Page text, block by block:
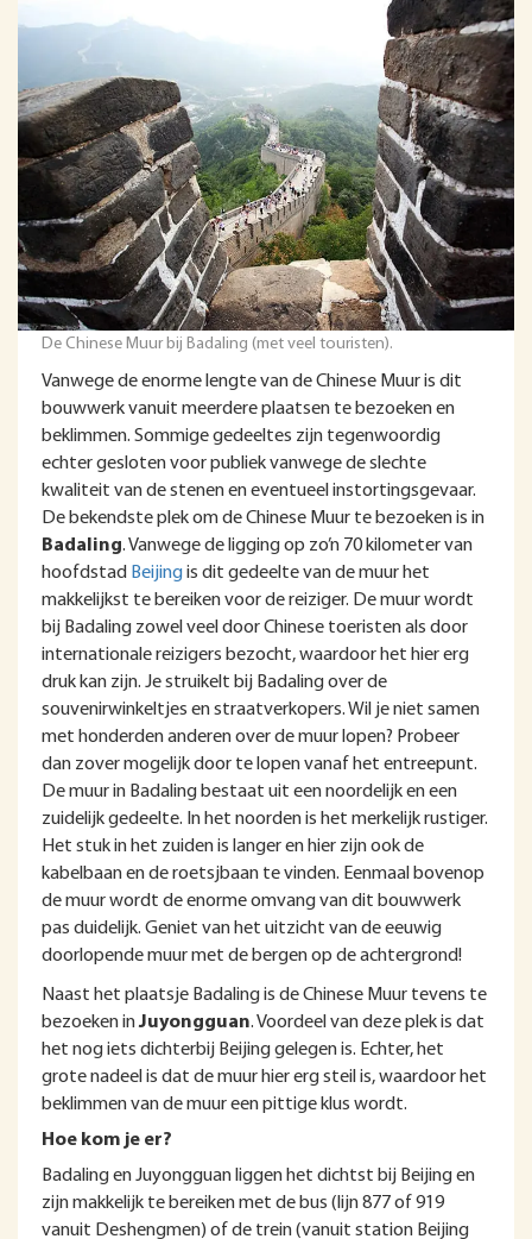
De Chinese Muur bij Badaling (met veel touristen).
Vanwege de enorme lengte van de Chinese Muur is dit
bouwwerk vanuit meerdere plaatsen te bezoeken en
beklimmen. Sommige gedeeltes zijn tegenwoordig
echter gesloten voor publiek vanwege de slechte
kwaliteit van de stenen en eventueel instortingsgevaar.
De bekendste plek om de Chinese Muur te bezoeken is in
Badaling. Vanwege de ligging op zo’n 70 kilometer van
hoofdstad Beijingis dit gedeelte van de muur het
makkelijkst te bereiken voor de reiziger. De muur wordt
bij Badaling zowel veel door Chinese toeristen als door
internationale reizigers bezocht, waardoor het hier erg
druk kan zijn. Je struikelt bij Badaling over de
souvenirwinkeltjes en straatverkopers. Wil je niet samen
met honderden anderen over de muur lopen? Probeer
dan zover mogelijk door te lopen vanaf het entreepunt.
De muur in Badaling bestaat uit een noordelijk en een
zuidelijk gedeelte. In het noorden is het merkelijk rustiger.
Het stuk in het zuiden is langer en hier zijn ook de
kabelbaan en de roetsjbaan te vinden. Eenmaal bovenop
de muur wordt de enorme omvang van dit bouwwerk
pas duidelijk. Geniet van het uitzicht van de eeuwig
doorlopende muur met de bergen op de achtergrond!
Naast het plaatsje Badaling is de Chinese Muur tevens te
bezoeken inJuyongguan. Voordeel van deze plek is dat
het nog iets dichterbij Beijing gelegen is. Echter, het
grote nadeel is dat de muur hier erg steil is, waardoor het
beklimmen van de muur een pittige klus wordt.
Hoe kom je er?
Badaling en Juyongguan liggen het dichtst bij Beijing en
zijn makkelijk te bereiken met de bus (lijn 877 of 919
vanuit Deshengmen) of de trein (vanuit station Beijing